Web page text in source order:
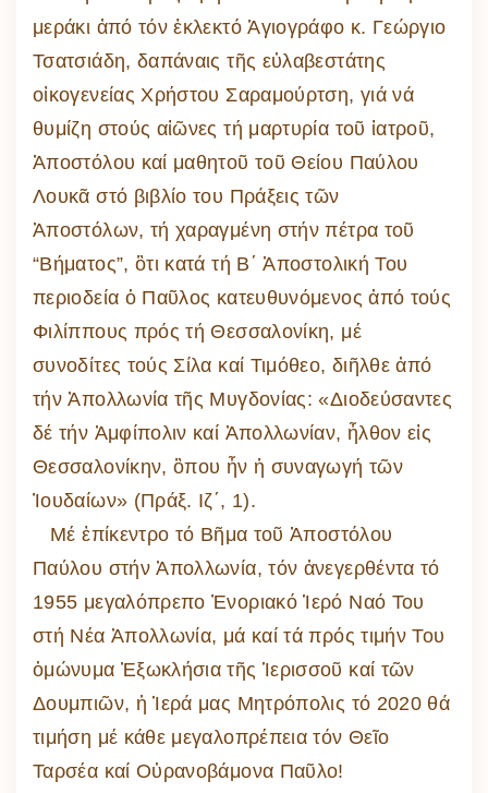
μεράκι ἀπό τόν ἐκλεκτό Ἁγιογράφο κ. Γεώργιο
Τσατσιάδη, δαπάναις τῆς εὐλαβεστάτης
οἰκογενείας Χρήστου Σαραμούρτση, γιά νά
θυμίζη στούς αἰῶνες τή μαρτυρία τοῦ ἰατροῦ,
Ἀποστόλου καί μαθητοῦ τοῦ Θείου Παύλου
Λουκᾶ στό βιβλίο του Πράξεις τῶν
Ἀποστόλων, τή χαραγμένη στήν πέτρα τοῦ
“Βήματος”, ὃτι κατά τή Β΄ Ἀποστολική Του
περιοδεία ὁ Παῦλος κατευθυνόμενος ἀπό τούς
Φιλίππους πρός τή Θεσσαλονίκη, μέ
συνοδίτες τούς Σίλα καί Τιμόθεο, διῆλθε ἀπό
τήν Ἀπολλωνία τῆς Μυγδονίας: «Διοδεύσαντες
δέ τήν Ἀμφίπολιν καί Ἀπολλωνίαν, ἦλθον εἰς
Θεσσαλονίκην, ὃπου ἦν ἡ συναγωγή τῶν
Ἰουδαίων» (Πράξ. Ιζ΄, 1).
Μέ ἐπίκεντρο τό Βῆμα τοῦ Ἀποστόλου
Παύλου στήν Ἀπολλωνία, τόν ἀνεγερθέντα τό
1955 μεγαλόπρεπο Ἐνοριακό Ἱερό Ναό Του
στή Νέα Ἀπολλωνία, μά καί τά πρός τιμήν Του
ὁμώνυμα Ἐξωκλήσια τῆς Ἱερισσοῦ καί τῶν
Δουμπιῶν, ἡ Ἱερά μας Μητρόπολις τό 2020 θά
τιμήση μέ κάθε μεγαλοπρέπεια τόν Θεῖο
Ταρσέα καί Οὐρανοβάμονα Παῦλο!